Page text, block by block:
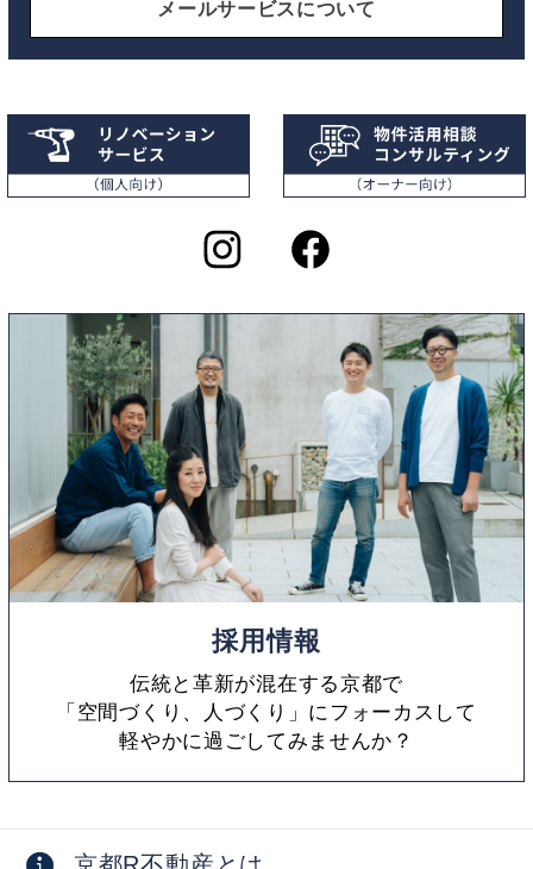
メールサービスについて
採用情報
伝統と革新が混在する京都で
「空間づくり、人づくり」にフォーカスして
軽やかに過ごしてみませんか？
京都R不動産とは